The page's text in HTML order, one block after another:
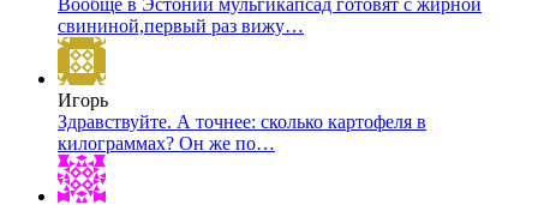
свининой,первый раз вижу…
Игорь
Здравствуйте. А точнее: сколько картофеля в
килограммах? Он же по…